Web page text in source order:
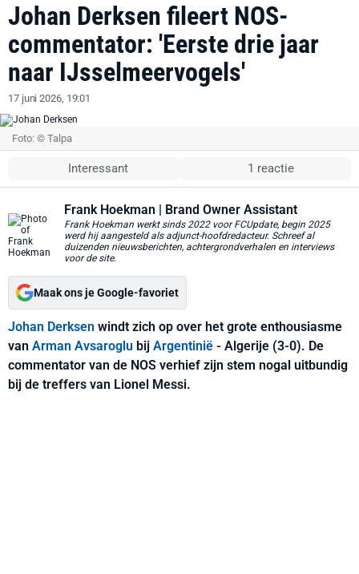
Johan Derksen fileert NOS-
commentator: 'Eerste drie jaar
naar IJsselmeervogels'
17 juni 2026, 19:01
Foto: © Talpa
Interessant 1 reactie
Frank Hoekman | Brand Owner Assistant
Frank Hoekman werkt sinds 2022 voor FCUpdate, begin 2025
werd hij aangesteld als adjunct-hoofdredacteur. Schreef al
duizenden nieuwsberichten, achtergrondverhalen en interviews
voor de site.
Maak ons je Google-favoriet
Johan Derksen windt zich op over het grote enthousiasme
van Arman Avsaroglu bij Argentinië - Algerije (3-0). De
commentator van de NOS verhief zijn stem nogal uitbundig
bij de treffers van Lionel Messi.